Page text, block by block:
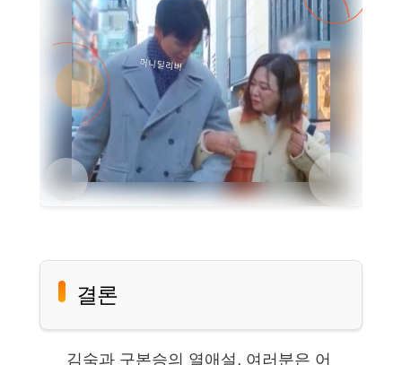
결론
김숙과 구본승의 열애설, 여러분은 어